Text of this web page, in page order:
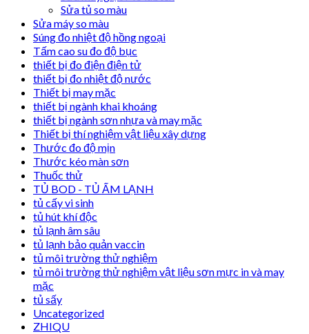
Sửa tủ so màu
Sửa máy so màu
Súng đo nhiệt độ hồng ngoại
Tấm cao su đo độ bục
thiết bị đo điện điện tử
thiết bị đo nhiệt độ nước
Thiết bị may mặc
thiết bị ngành khai khoáng
thiết bị ngành sơn nhựa và may mặc
Thiết bị thí nghiệm vật liệu xây dựng
Thước đo độ mịn
Thước kéo màn sơn
Thuốc thử
TỦ BOD - TỦ ẤM LẠNH
tủ cấy vi sinh
tủ hút khí độc
tủ lạnh âm sâu
tủ lạnh bảo quản vaccin
tủ môi trường thử nghiệm
tủ môi trường thử nghiệm vật liệu sơn mực in và may
mặc
tủ sấy
Uncategorized
ZHIQU